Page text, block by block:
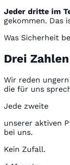
Jeder dritte im
gekommen. Das
Was Sicherheit
Drei
Wir reden
die für uns
Jede zweite
unserer aktiven
bei uns.
Kein Zufall.